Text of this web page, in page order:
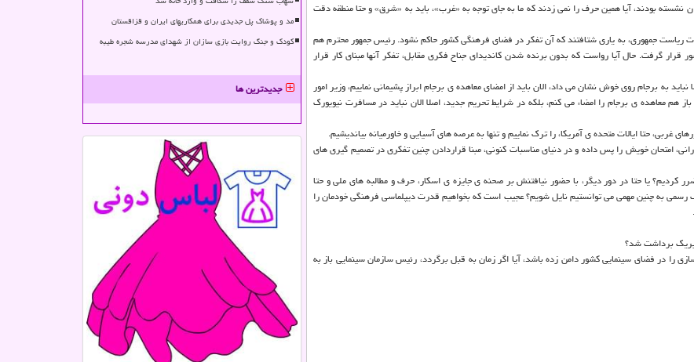
نشسته بودند، آیا همین حرف را نمی زدند كه ما به جای توجه به «غرب»، باید به «شرق» و حتا منطقه دقت
ریاست جمهوری، به یاری شتافتند كه آن تفكر در فضای فرهنگی كشور حاكم نشود. رئیس جمهور محترم هم
قرار گرفت. حال آیا رواست كه بدون برنده شدن كاندیدای جناح فكری مقابل، تفكر آنها مبنای كار قرار
به برجام روی خوش نشان می داد، الان باید از امضای معاهده ی برجام ابراز پشیمانی نماییم، وزیر امور
هم معاهده ی برجام را امضاء می كنم، بلكه در شرایط تحریم جدید، اصلا الان نباید در مسافرت نیویورك
غربی، حتا ایالات متحده ی آمریكا، را ترك نماییم و تنها به عرصه های آسیایی و خاورمیانه بیاندیشیم.
امتحان خویش را پس داده و در دنیای مناسبات كنونی، مبنا قراردادن چنین تفكری در تصمیم گیری های
كردیم؟ یا حتا در دور دیگر، با حضور نیافتنش بر صحنه ی جایزه ی اسكار، حرف و مطالبه های ملی و حتا
رسمی به چنین مهمی می توانستیم نایل شویم؟ عجیب است كه بخواهیم قدرت دیپلماسی فرهنگی خودمان را
برداشت شد؟
را در فضای سینمایی كشور دامن زده باشد، آیا اگر زمان به قبل برگردد، رئیس سازمان سینمایی باز به
مد و پوشاک پل جدیدی برای همکاریهای ایران و قزاقستان
کودک و جنگ روایت بازی سازان از شهدای مدرسه شجره طیبه
جدیدترین ها